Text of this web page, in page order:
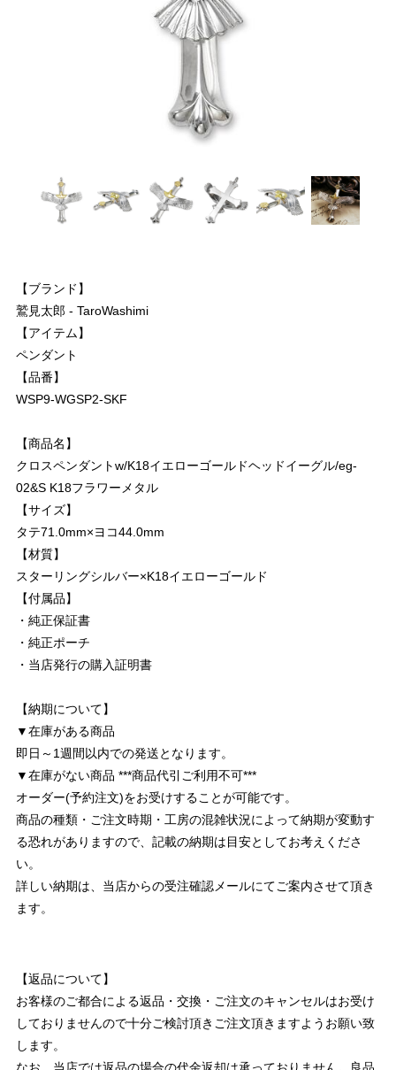
【ブランド】
鷲見太郎 - TaroWashimi
【アイテム】
ペンダント
【品番】
WSP9-WGSP2-SKF
【商品名】
クロスペンダントw/K18イエローゴールドヘッドイーグル/eg-
02&S K18フラワーメタル
【サイズ】
タテ71.0mm×ヨコ44.0mm
【材質】
スターリングシルバー×K18イエローゴールド
【付属品】
・純正保証書
・純正ポーチ
・当店発行の購入証明書
【納期について】
▼在庫がある商品
即日～1週間以内での発送となります。
▼在庫がない商品 ***商品代引ご利用不可***
オーダー(予約注文)をお受けすることが可能です。
商品の種類・ご注文時期・工房の混雑状況によって納期が変動す
る恐れがありますので、記載の納期は目安としてお考えくださ
い。
詳しい納期は、当店からの受注確認メールにてご案内させて頂き
ます。
【返品について】
お客様のご都合による返品・交換・ご注文のキャンセルはお受け
しておりませんので十分ご検討頂きご注文頂きますようお願い致
します。